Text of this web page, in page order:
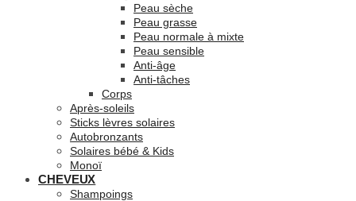
Peau sèche
Peau grasse
Peau normale à mixte
Peau sensible
Anti-âge
Anti-tâches
Corps
Après-soleils
Sticks lèvres solaires
Autobronzants
Solaires bébé & Kids
Monoï
CHEVEUX
Shampoings